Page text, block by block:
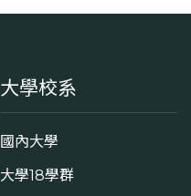
大學校系
國內大學
大學18學群